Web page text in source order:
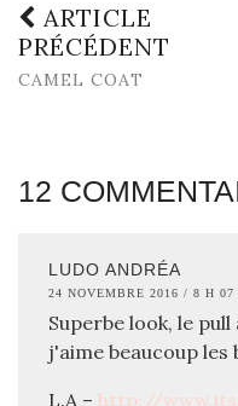
ARTICLE
PRÉCÉDENT
CAMEL COAT
12
LUDO ANDRÉA
24 NOVEMBRE 2016 / 8 H 07
Superbe look, le
j'aime beaucoup les
L.A – http://